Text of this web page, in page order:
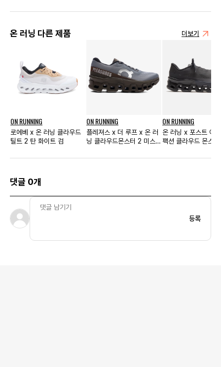
온 러닝 다른 제품 더보기
ON RUNNING
로에베 x 온 러닝 클라우드
틸트 2 탄 화이트 검
ON RUNNING
플레져스 x 더 루프 x 온 러
닝 클라우드몬스터 2 미스트
ON RUNNING
온 러닝 x 포스트 아
팩션 클라우드 몬스
댓글 0개
등록